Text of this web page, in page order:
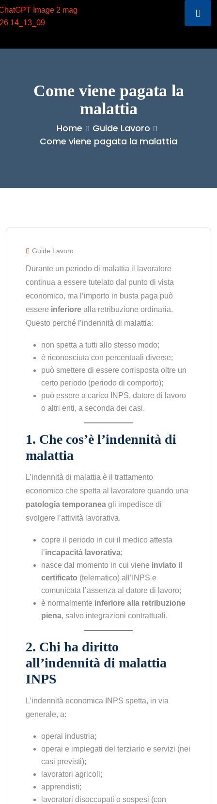
Come viene pagata la
malattia
Home
Guide Lavoro
Come viene pagata la malattia
Guide Lavoro
Durante un periodo di malattia il lavoratore
continua a essere tutelato dal punto di vista
economico, ma l’importo in busta paga può
essere inferiore alla retribuzione ordinaria.
Questo perché l’indennità di malattia:
non spetta a tutti allo stesso modo;
è riconosciuta con percentuali diverse;
può smettere di essere corrisposta oltre un
certo periodo (periodo di comporto);
può essere a carico INPS, datore di lavoro
o altri enti, a seconda dei casi.
1. Che cos’è l’indennità di
malattia
L’indennità di malattia è il trattamento
economico che spetta al lavoratore quando una
patologia temporanea gli impedisce di
svolgere l’attività lavorativa.
copre il periodo in cui il medico attesta
l’incapacità lavorativa;
nasce dal momento in cui viene inviato il
certificato (telematico) all’INPS e
comunicata l’assenza al datore di lavoro;
è normalmente inferiore alla retribuzione
piena, salvo integrazioni contrattuali.
2. Chi ha diritto
all’indennità di malattia
INPS
L’indennità economica INPS spetta, in via
generale, a:
operai industria;
operai e impiegati del terziario e servizi (nei
casi previsti);
lavoratori agricoli;
apprendisti;
lavoratori disoccupati o sospesi (con